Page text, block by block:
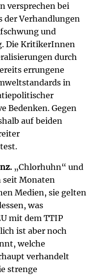
versprechen bei
der Verhandlungen
und
Die KritikerInnen
durch
errungene
in
Bedenken. Gegen
auf beiden
„Chlorhuhn“ und
seit Monaten
Medien, sie gelten
was
mit dem TTIP
ist aber noch
welche
verhandelt
strenge